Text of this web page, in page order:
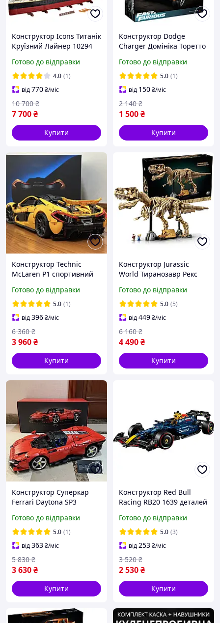
Конструктор Icons Титанік
Круїзний Лайнер 10294
величезна модель
Готово до відправки
4.0 (1)
від770₴/міс
7 700₴
10 700 ₴
Купити
Конструктор Dodge
Charger Домініка Торетто
Готово до відправки
5.0 (1)
від 150₴/міс
1 500₴
2 140 ₴
Купити
Конструктор Technic
McLaren P1 спортивний
суперкар макларен
Готово до відправки
5.0 (1)
від396₴/міс
3 960₴
6 360 ₴
Купити
Конструктор Jurassic
World Тиранозавр Рекс
блочний 76968 Парк
Юрського періоду Rex
Готово до відправки
5.0 (5)
від449₴/міс
4 490₴
6 160 ₴
Купити
Конструктор Суперкар
Ferrari Daytona SP3
Готово до відправки
5.0 (1)
від363₴/міс
3 630₴
5 830 ₴
Купити
Конструктор Red Bull
Racing RB20 1639 деталей
автомобіль сумісний
блочний болід
Готово до відправки
5.0 (3)
від253₴/міс
2 530₴
3 520 ₴
Купити